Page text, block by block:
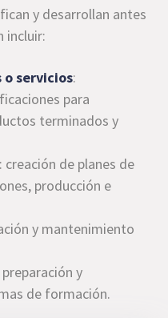
y desarrollan antes
incluir:
servicios:
para
terminados y
: creación de planes de
producción e
y mantenimiento
y
de formación.